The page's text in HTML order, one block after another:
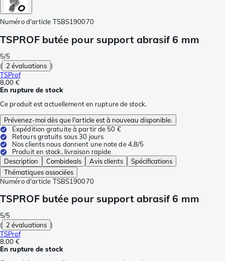
Numéro d'article TSBS190070
TSPROF butée pour support abrasif 6 mm
5/5
( 2 évaluations )
TSProf
8,00 €
En rupture de stock
Ce produit est actuellement en rupture de stock.
Prévenez-moi dès que l'article est à nouveau disponible.
Expédition gratuite à partir de 50 €
Retours gratuits sous 30 jours
Nos clients nous donnent une note de 4,8/5
Produit en stock, livraison rapide
Description
Combideals Avis clients
Spécifications
Thématiques associées
Numéro d'article TSBS190070
TSPROF butée pour support abrasif 6 mm
5/5
( 2 évaluations )
TSProf
8,00 €
En rupture de stock